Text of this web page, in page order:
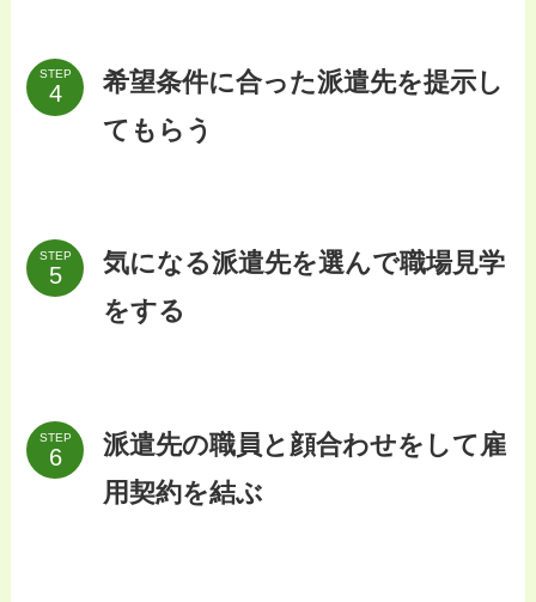
STEP
希望条件に合った派遣先を提示し
てもらう
STEP
気になる派遣先を選んで職場見学
をする
STEP
派遣先の職員と顔合わせをして雇
用契約を結ぶ